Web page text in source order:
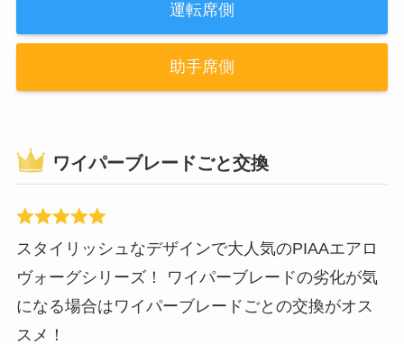
運転席側
助手席側
ワイパーブレードごと交換
スタイリッシュなデザインで大人気のPIAAエアロ
ヴォーグシリーズ！ ワイパーブレードの劣化が気
になる場合はワイパーブレードごとの交換がオス
スメ！